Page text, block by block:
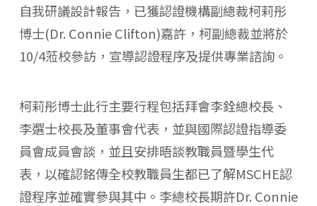
自我研議設計報告，已獲認證機構副總裁柯莉彤
博士(Dr. Connie Clifton)嘉許，柯副總裁並將於
10/4蒞校參訪，宣導認證程序及提供專業諮詢。
柯莉彤博士此行主要行程包括拜會李銓總校長、
李選士校長及董事會代表，並與國際認證指導委
員會成員會談，並且安排晤談教職員暨學生代
表，以確認銘傳全校教職員生都已了解MSCHE認
證程序並確實參與其中。李總校長期許Dr. Connie